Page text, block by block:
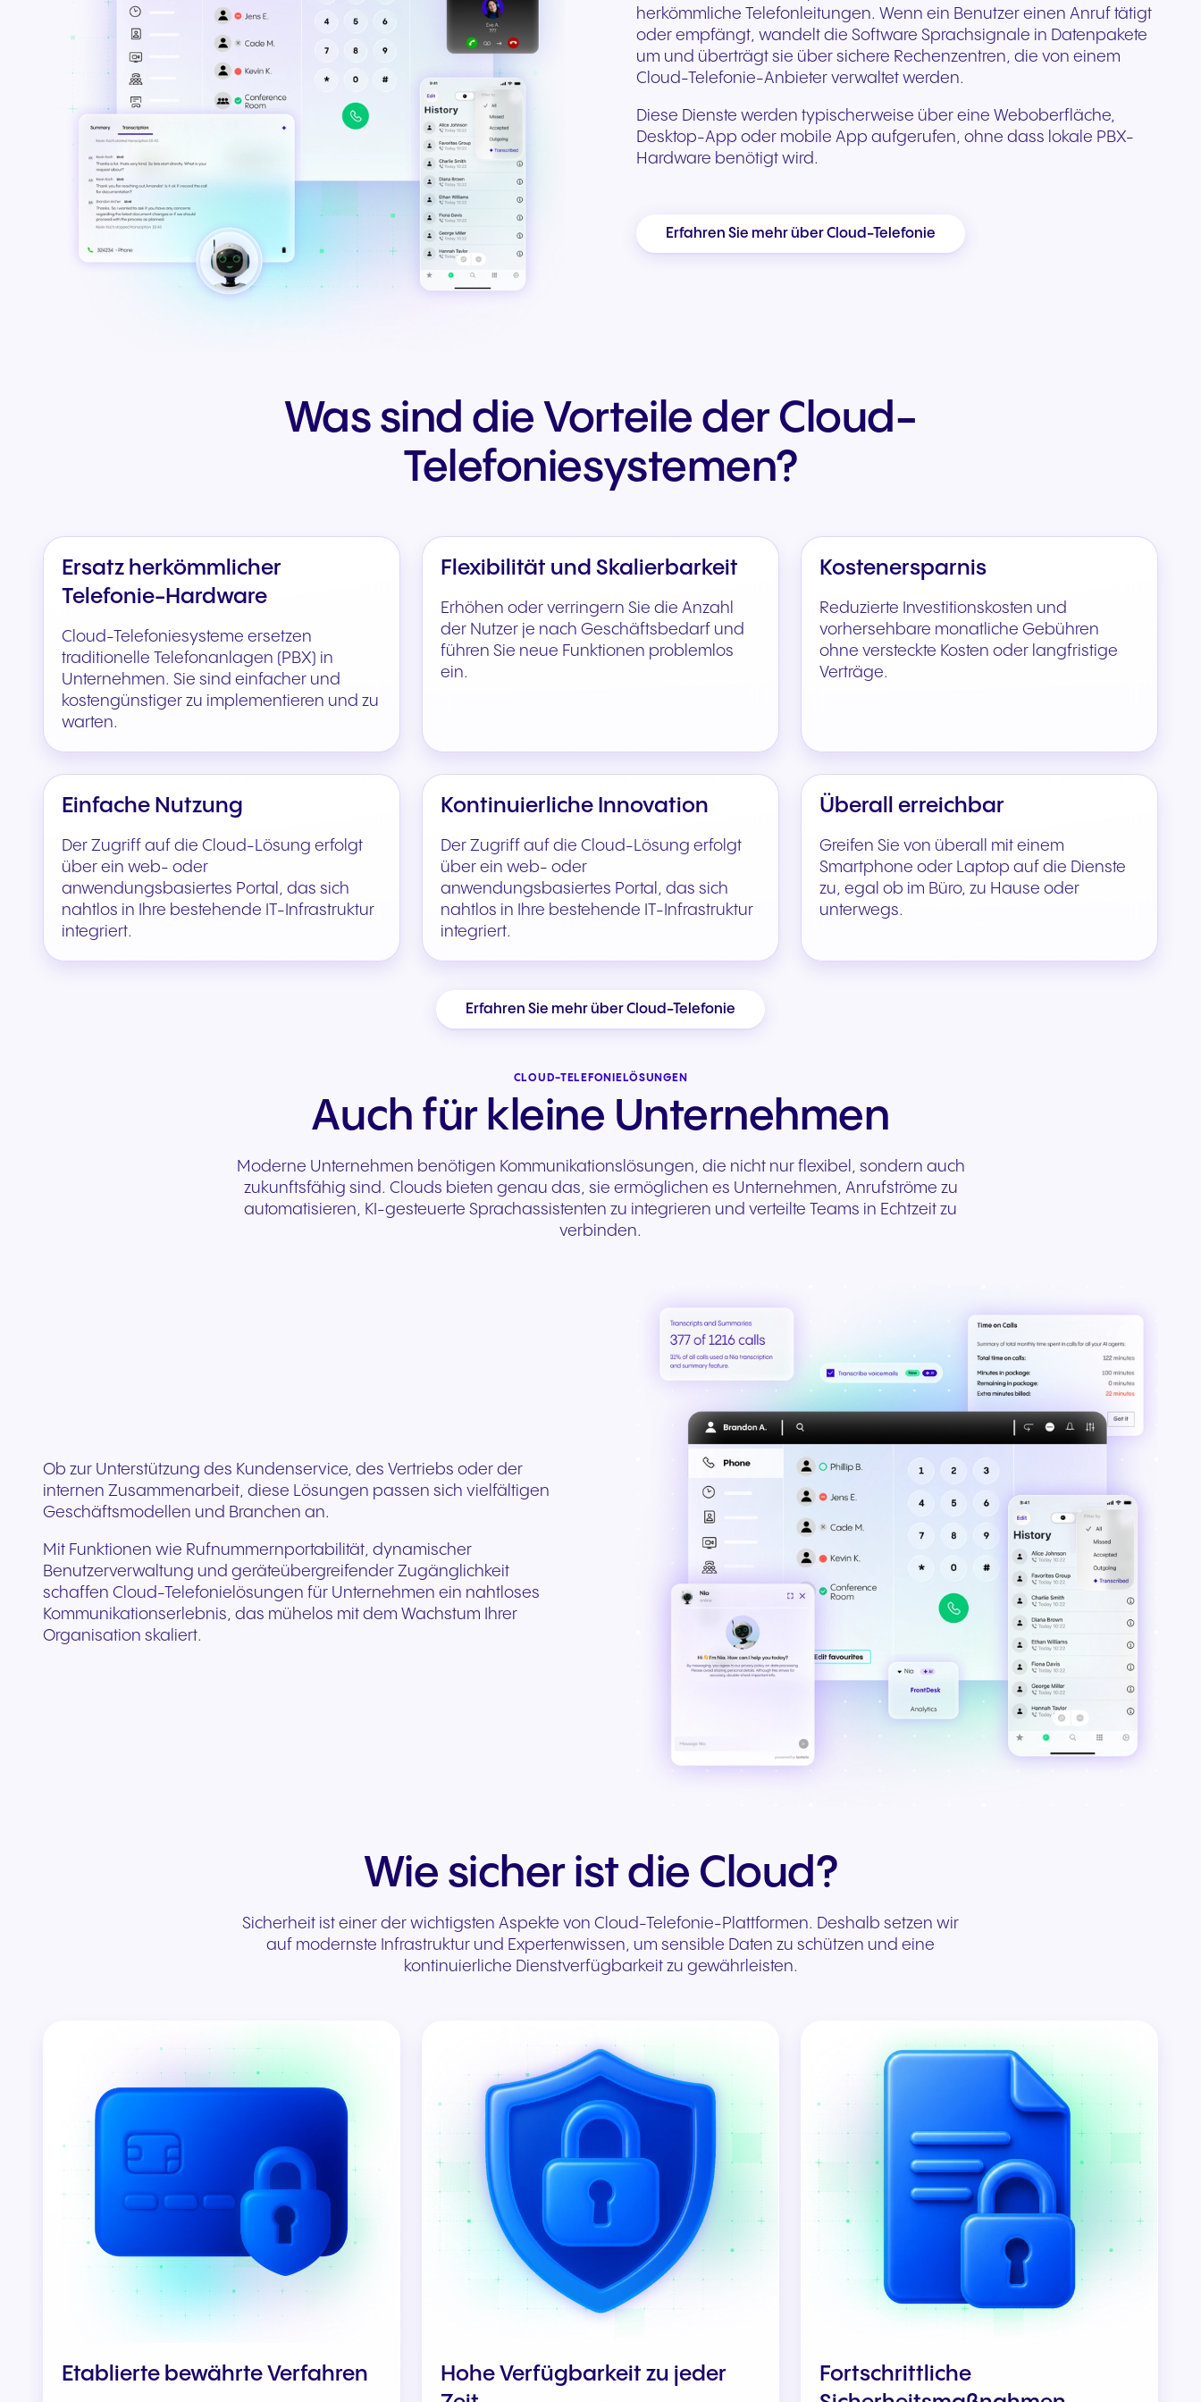
Nahtlose Kommunikation für
herausragende
exzellenten Service.
Zuverlässige Kommunikation
für schnelle öffentliche
Dienste und eine bessere
Bürgerbetreuung.
herkömmliche Telefonleitungen. Wenn ein Benutzer einen Anruf tätigt
oder empfängt, wandelt die Software Sprachsignale in Datenpakete
um und überträgt sie über sichere Rechenzentren, die von einem
Cloud-Telefonie-Anbieter verwaltet werden.
Diese Dienste werden typischerweise über eine Weboberfläche,
Desktop-App oder mobile App aufgerufen, ohne dass lokale PBX-
Hardware benötigt wird.
Erfahren Sie mehr über Cloud-Telefonie
Was sind die Vorteile der Cloud-
Telefoniesystemen?
Ersatz herkömmlicher
Telefonie-Hardware
Cloud-Telefoniesysteme ersetzen
traditionelle Telefonanlagen (PBX) in
Unternehmen. Sie sind einfacher und
kostengünstiger zu implementieren und zu
warten.
Flexibilität und Skalierbarkeit
Erhöhen oder verringern Sie die Anzahl
der Nutzer je nach Geschäftsbedarf und
führen Sie neue Funktionen problemlos
ein.
Kostenersparnis
Reduzierte Investitionskosten und
vorhersehbare monatliche Gebühren
ohne versteckte Kosten oder langfristige
Verträge.
Einfache Nutzung
Der Zugriff auf die Cloud-Lösung erfolgt
über ein web- oder
anwendungsbasiertes Portal, das sich
nahtlos in Ihre bestehende IT-Infrastruktur
integriert.
Kontinuierliche Innovation
Der Zugriff auf die Cloud-Lösung erfolgt
über ein web- oder
anwendungsbasiertes Portal, das sich
nahtlos in Ihre bestehende IT-Infrastruktur
integriert.
Überall erreichbar
Greifen Sie von überall mit einem
Smartphone oder Laptop auf die Dienste
zu, egal ob im Büro, zu Hause oder
unterwegs.
Erfahren Sie mehr über Cloud-Telefonie
CLOUD-TELEFONIELÖSUNGEN
Auch für kleine Unternehmen
Moderne Unternehmen benötigen Kommunikationslösungen, die nicht nur flexibel, sondern auch
zukunftsfähig sind. Clouds bieten genau das, sie ermöglichen es Unternehmen, Anrufströme zu
automatisieren, KI-gesteuerte Sprachassistenten zu integrieren und verteilte Teams in Echtzeit zu
verbinden.
Ob zur Unterstützung des Kundenservice, des Vertriebs oder der
internen Zusammenarbeit, diese Lösungen passen sich vielfältigen
Geschäftsmodellen und Branchen an.
Mit Funktionen wie Rufnummernportabilität, dynamischer
Benutzerverwaltung und geräteübergreifender Zugänglichkeit
schaffen Cloud-Telefonielösungen für Unternehmen ein nahtloses
Kommunikationserlebnis, das mühelos mit dem Wachstum Ihrer
Organisation skaliert.
Wie sicher ist die Cloud?
Sicherheit ist einer der wichtigsten Aspekte von Cloud-Telefonie-Plattformen. Deshalb setzen wir
auf modernste Infrastruktur und Expertenwissen, um sensible Daten zu schützen und eine
kontinuierliche Dienstverfügbarkeit zu gewährleisten.
Etablierte bewährte Verfahren
Hohe Verfügbarkeit zu jeder
Fortschrittliche